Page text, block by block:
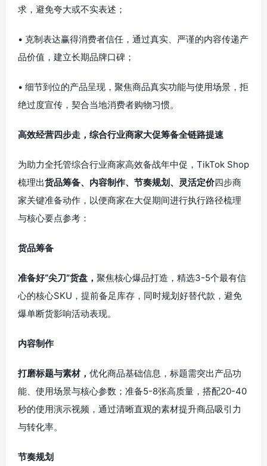
求，避免夸大或不实表述；
• 克制表达赢得消费者信任，通过真实、严谨的内容传递产
品价值，建立长期品牌口碑；
• 细节到位的产品呈现，聚焦商品真实功能与使用场景，拒
绝过度宣传，契合当地消费者购物习惯。
高效经营四步走，综合行业商家大促筹备全链路提速
为助力全托管综合行业商家高效备战年中促，TikTok Shop
梳理出货品筹备、内容制作、节奏规划、灵活定价四步商
家关键准备动作，以便商家在大促期间进行执行路径梳理
与核心要点参考：
货品筹备
准备好“尖刀”货盘， 聚焦核心爆品打造，精选3-5个最有信
心的核心SKU，提前备足库存，同时规划好替代款，避免
爆单断货影响活动表现。
内容制作
打磨标题与素材， 优化商品基础信息，标题需突出产品功
能、使用场景与核心参数；准备5-8张高质量，搭配20-40
秒的使用演示视频，通过清晰直观的素材提升商品吸引力
与转化率。
节奏规划